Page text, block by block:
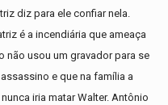
diz para ele confiar nela.
é a incendiária que ameaça
não usou um gravador para se
e que na família a
iria matar Walter. Antônio